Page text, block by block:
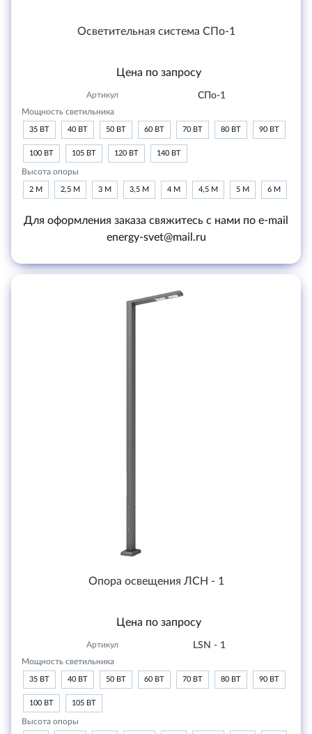
Осветительная система СПо-1
Цена по запросу
Артикул СПо-1
Мощность светильника
35 ВТ 40 ВТ 50 ВТ 60 ВТ 70 ВТ 80 ВТ 90 ВТ
100 ВТ 105 ВТ 120 ВТ 140 ВТ
Высота опоры
2 М 2,5 М 3 М 3,5 М 4 М 4,5 М 5 М 6 М
Для оформления заказа свяжитесь с нами по e-mail
energy-svet@mail.ru
Опора освещения ЛСН - 1
Цена по запросу
Артикул LSN - 1
Мощность светильника
35 ВТ 40 ВТ 50 ВТ 60 ВТ 70 ВТ 80 ВТ 90 ВТ
100 ВТ 105 ВТ
Высота опоры